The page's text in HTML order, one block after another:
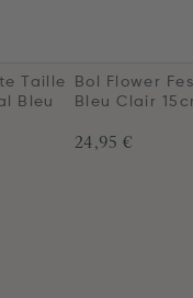
Taille
Bleu
Bol Flower
Bleu Clair
24,95 €